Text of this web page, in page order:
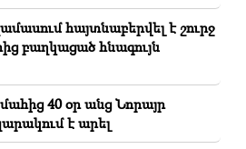
նշանների
գտնվող բոլոր
հայտնաբերվել է շուրջ
բաղկացած հնագույն
40 օր անց Նորայր
է արել